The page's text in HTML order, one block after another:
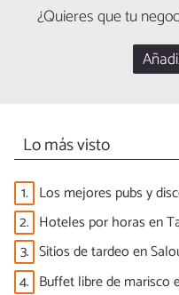
¿Quieres que tu
Lo más visto
1. Los mejores pubs y
2. Hoteles por horas en
3. Sitios de tardeo en
4. Buffet libre de marisco